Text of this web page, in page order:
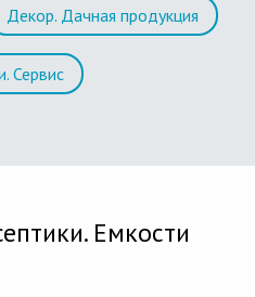
Декор. Дачная продукция
Сервис
Емкости